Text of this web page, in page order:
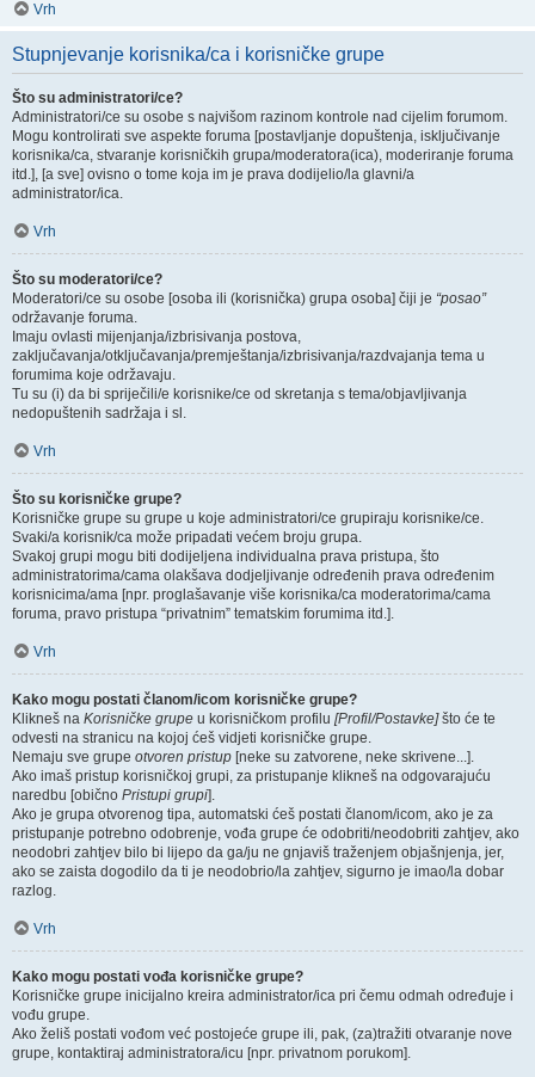
Vrh
Stupnjevanje korisnika/ca i korisničke grupe
Što su administratori/ce?
Administratori/ce su osobe s najvišom razinom kontrole nad cijelim forumom.
Mogu kontrolirati sve aspekte foruma [postavljanje dopuštenja, isključivanje
korisnika/ca, stvaranje korisničkih grupa/moderatora(ica), moderiranje foruma
itd.], [a sve] ovisno o tome koja im je prava dodijelio/la glavni/a
administrator/ica.
Vrh
Što su moderatori/ce?
Moderatori/ce su osobe [osoba ili (korisnička) grupa osoba] čiji je “posao”
održavanje foruma.
Imaju ovlasti mijenjanja/izbrisivanja postova,
zaključavanja/otključavanja/premještanja/izbrisivanja/razdvajanja tema u
forumima koje održavaju.
Tu su (i) da bi spriječili/e korisnike/ce od skretanja s tema/objavljivanja
nedopuštenih sadržaja i sl.
Vrh
Što su korisničke grupe?
Korisničke grupe su grupe u koje administratori/ce grupiraju korisnike/ce.
Svaki/a korisnik/ca može pripadati većem broju grupa.
Svakoj grupi mogu biti dodijeljena individualna prava pristupa, što
administratorima/cama olakšava dodjeljivanje određenih prava određenim
korisnicima/ama [npr. proglašavanje više korisnika/ca moderatorima/cama
foruma, pravo pristupa “privatnim” tematskim forumima itd.].
Vrh
Kako mogu postati članom/icom korisničke grupe?
Klikneš na Korisničke grupe u korisničkom profilu [Profil/Postavke]što će te
odvesti na stranicu na kojoj ćeš vidjeti korisničke grupe.
Nemaju sve grupe otvoren pristup [neke su zatvorene, neke skrivene...].
Ako imaš pristup korisničkoj grupi, za pristupanje klikneš na odgovarajuću
naredbu [obično Pristupi grupi].
Ako je grupa otvorenog tipa, automatski ćeš postati članom/icom, ako je za
pristupanje potrebno odobrenje, vođa grupe će odobriti/neodobriti zahtjev, ako
neodobri zahtjev bilo bi lijepo da ga/ju ne gnjaviš traženjem objašnjenja, jer,
ako se zaista dogodilo da ti je neodobrio/la zahtjev, sigurno je imao/la dobar
razlog.
Vrh
Kako mogu postati vođa korisničke grupe?
Korisničke grupe inicijalno kreira administrator/ica pri čemu odmah određuje i
vođu grupe.
Ako želiš postati vođom već postojeće grupe ili, pak, (za)tražiti otvaranje nove
grupe, kontaktiraj administratora/icu [npr. privatnom porukom].